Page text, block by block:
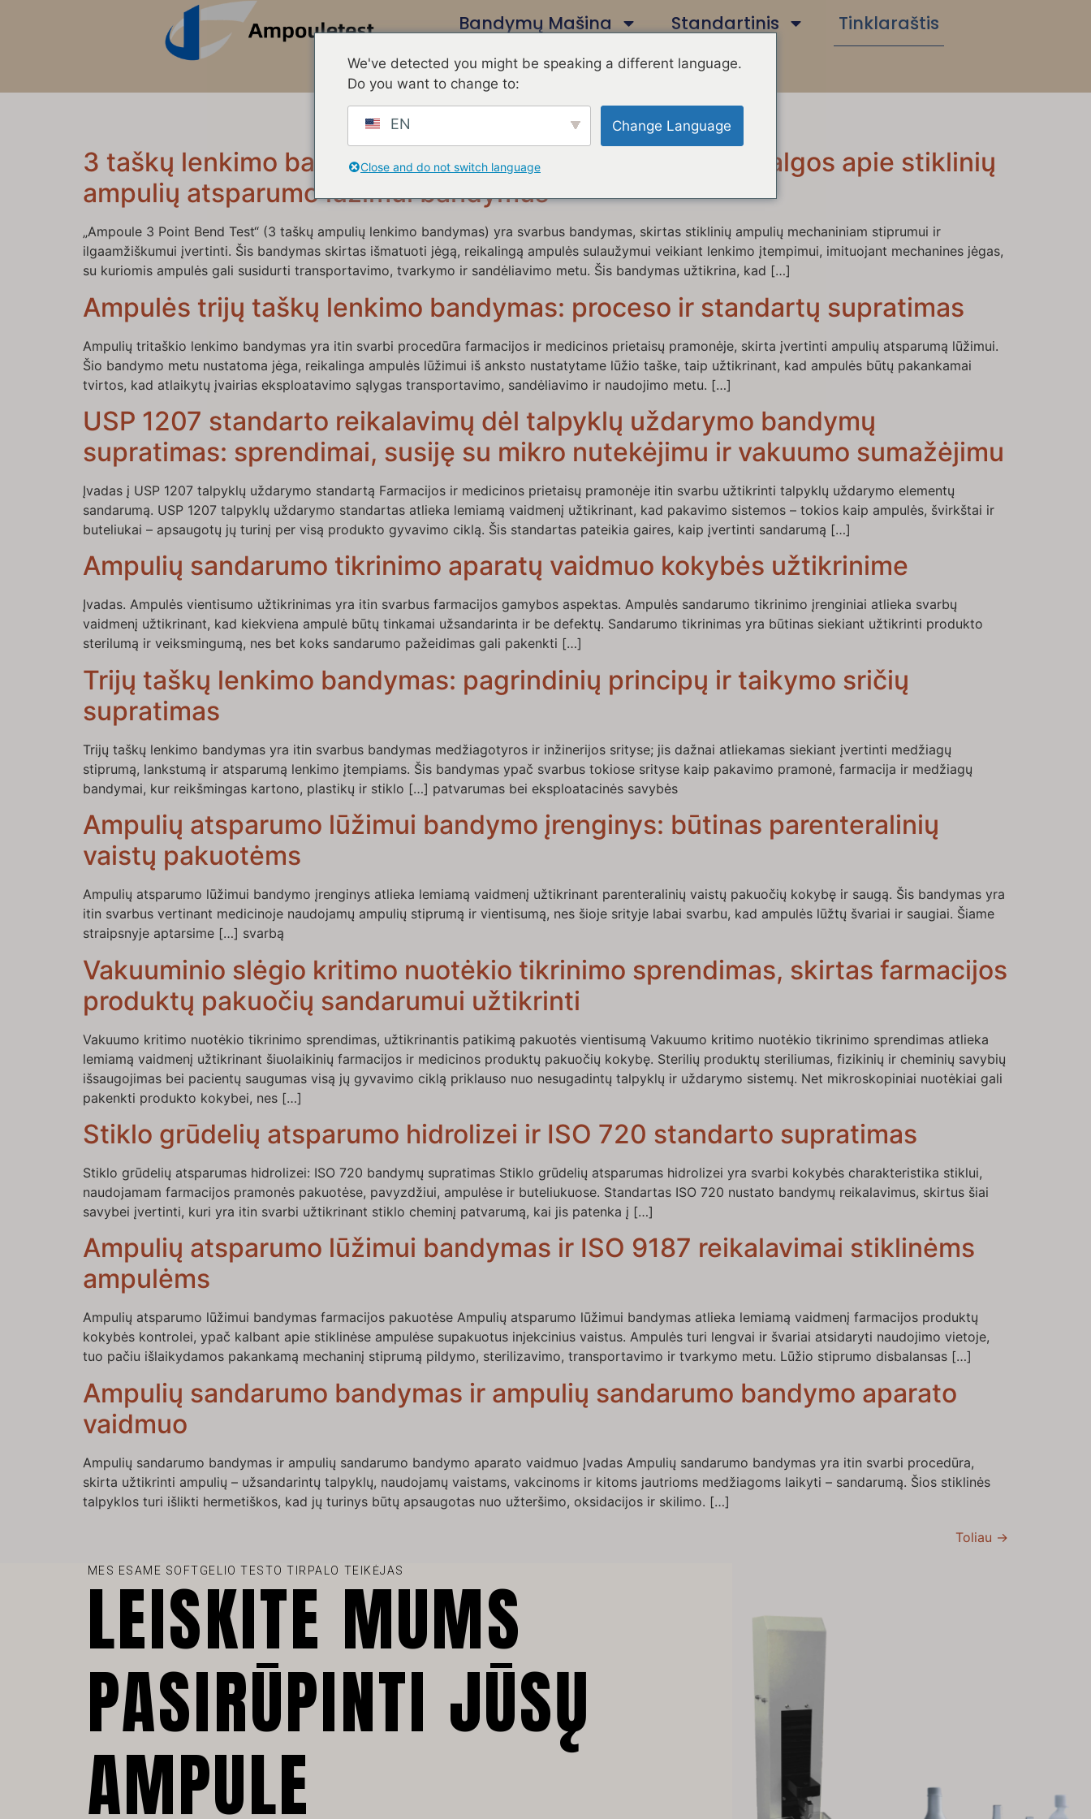
Bandymų Mašina Standartinis
Tinklaraštis
Susisiekite Su Mumis
3 taškų lenkimo bandymas su ampulėmis: svarbiausi įžvalgos apie stiklinių
ampulių atsparumo lūžimui bandymus
„Ampoule 3 Point Bend Test“ (3 taškų ampulių lenkimo bandymas) yra svarbus bandymas, skirtas stiklinių ampulių mechaniniam stiprumui ir
ilgaamžiškumui įvertinti. Šis bandymas skirtas išmatuoti jėgą, reikalingą ampulės sulaužymui veikiant lenkimo įtempimui, imituojant mechanines jėgas,
su kuriomis ampulės gali susidurti transportavimo, tvarkymo ir sandėliavimo metu. Šis bandymas užtikrina, kad […]
Ampulės trijų taškų lenkimo bandymas: proceso ir standartų supratimas
Ampulių tritaškio lenkimo bandymas yra itin svarbi procedūra farmacijos ir medicinos prietaisų pramonėje, skirta įvertinti ampulių atsparumą lūžimui.
Šio bandymo metu nustatoma jėga, reikalinga ampulės lūžimui iš anksto nustatytame lūžio taške, taip užtikrinant, kad ampulės būtų pakankamai
tvirtos, kad atlaikytų įvairias eksploatavimo sąlygas transportavimo, sandėliavimo ir naudojimo metu. […]
USP 1207 standarto reikalavimų dėl talpyklų uždarymo bandymų
supratimas: sprendimai, susiję su mikro nutekėjimu ir vakuumo sumažėjimu
Įvadas į USP 1207 talpyklų uždarymo standartą Farmacijos ir medicinos prietaisų pramonėje itin svarbu užtikrinti talpyklų uždarymo elementų
sandarumą. USP 1207 talpyklų uždarymo standartas atlieka lemiamą vaidmenį užtikrinant, kad pakavimo sistemos – tokios kaip ampulės, švirkštai ir
buteliukai – apsaugotų jų turinį per visą produkto gyvavimo ciklą. Šis standartas pateikia gaires, kaip įvertinti sandarumą […]
Ampulių sandarumo tikrinimo aparatų vaidmuo kokybės užtikrinime
Įvadas. Ampulės vientisumo užtikrinimas yra itin svarbus farmacijos gamybos aspektas. Ampulės sandarumo tikrinimo įrenginiai atlieka svarbų
vaidmenį užtikrinant, kad kiekviena ampulė būtų tinkamai užsandarinta ir be defektų. Sandarumo tikrinimas yra būtinas siekiant užtikrinti produkto
sterilumą ir veiksmingumą, nes bet koks sandarumo pažeidimas gali pakenkti […]
Trijų taškų lenkimo bandymas: pagrindinių principų ir taikymo sričių
supratimas
Trijų taškų lenkimo bandymas yra itin svarbus bandymas medžiagotyros ir inžinerijos srityse; jis dažnai atliekamas siekiant įvertinti medžiagų
stiprumą, lankstumą ir atsparumą lenkimo įtempiams. Šis bandymas ypač svarbus tokiose srityse kaip pakavimo pramonė, farmacija ir medžiagų
bandymai, kur reikšmingas kartono, plastikų ir stiklo […] patvarumas bei eksploatacinės savybės
Ampulių atsparumo lūžimui bandymo įrenginys: būtinas parenteralinių
vaistų pakuotėms
Ampulių atsparumo lūžimui bandymo įrenginys atlieka lemiamą vaidmenį užtikrinant parenteralinių vaistų pakuočių kokybę ir saugą. Šis bandymas yra
itin svarbus vertinant medicinoje naudojamų ampulių stiprumą ir vientisumą, nes šioje srityje labai svarbu, kad ampulės lūžtų švariai ir saugiai. Šiame
straipsnyje aptarsime […] svarbą
Vakuuminio slėgio kritimo nuotėkio tikrinimo sprendimas, skirtas farmacijos
produktų pakuočių sandarumui užtikrinti
Vakuumo kritimo nuotėkio tikrinimo sprendimas, užtikrinantis patikimą pakuotės vientisumą Vakuumo kritimo nuotėkio tikrinimo sprendimas atlieka
lemiamą vaidmenį užtikrinant šiuolaikinių farmacijos ir medicinos produktų pakuočių kokybę. Sterilių produktų steriliumas, fizikinių ir cheminių savybių
išsaugojimas bei pacientų saugumas visą jų gyvavimo ciklą priklauso nuo nesugadintų talpyklų ir uždarymo sistemų. Net mikroskopiniai nuotėkiai gali
pakenkti produkto kokybei, nes […]
Stiklo grūdelių atsparumo hidrolizei ir ISO 720 standarto supratimas
Stiklo grūdelių atsparumas hidrolizei: ISO 720 bandymų supratimas Stiklo grūdelių atsparumas hidrolizei yra svarbi kokybės charakteristika stiklui,
naudojamam farmacijos pramonės pakuotėse, pavyzdžiui, ampulėse ir buteliukuose. Standartas ISO 720 nustato bandymų reikalavimus, skirtus šiai
savybei įvertinti, kuri yra itin svarbi užtikrinant stiklo cheminį patvarumą, kai jis patenka į […]
Ampulių atsparumo lūžimui bandymas ir ISO 9187 reikalavimai stiklinėms
ampulėms
Ampulių atsparumo lūžimui bandymas farmacijos pakuotėse Ampulių atsparumo lūžimui bandymas atlieka lemiamą vaidmenį farmacijos produktų
kokybės kontrolei, ypač kalbant apie stiklinėse ampulėse supakuotus injekcinius vaistus. Ampulės turi lengvai ir švariai atsidaryti naudojimo vietoje,
tuo pačiu išlaikydamos pakankamą mechaninį stiprumą pildymo, sterilizavimo, transportavimo ir tvarkymo metu. Lūžio stiprumo disbalansas […]
Ampulių sandarumo bandymas ir ampulių sandarumo bandymo aparato
vaidmuo
Ampulių sandarumo bandymas ir ampulių sandarumo bandymo aparato vaidmuo Įvadas Ampulių sandarumo bandymas yra itin svarbi procedūra,
skirta užtikrinti ampulių – užsandarintų talpyklų, naudojamų vaistams, vakcinoms ir kitoms jautrioms medžiagoms laikyti – sandarumą. Šios stiklinės
talpyklos turi išlikti hermetiškos, kad jų turinys būtų apsaugotas nuo užteršimo, oksidacijos ir skilimo. […]
Toliau →
MES ESAME SOFTGELIO TESTO TIRPALO TEIKĖJAS
LEISKITE MUMS
PASIRŪPINTI JŪSŲ
AMPULE
We've detected you might be speaking a different language.
Do you want to change to:
EN Change Language
Close and do not switch language